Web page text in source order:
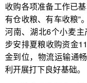
收购各项准备工作已
有仓收粮、有车收粮”
河南、湖北6个小麦
步安排夏粮收购资金
金到位，物流运输通
利开展打下良好基础。